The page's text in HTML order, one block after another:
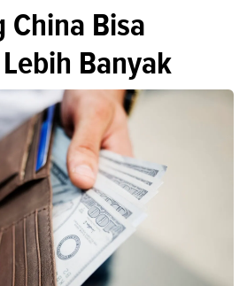
China Bisa
Banyak